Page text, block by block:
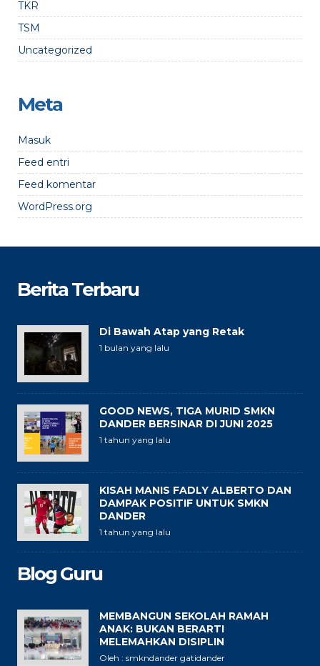
TKR
TSM
Uncategorized
Meta
Masuk
Feed entri
Feed komentar
WordPress.org
Berita Terbaru
Di Bawah Atap yang Retak
1 bulan yang lalu
GOOD NEWS, TIGA MURID SMKN
DANDER BERSINAR DI JUNI 2025
1 tahun yang lalu
KISAH MANIS FADLY ALBERTO DAN
DAMPAK POSITIF UNTUK SMKN
DANDER
1 tahun yang lalu
Blog Guru
MEMBANGUN SEKOLAH RAMAH
ANAK: BUKAN BERARTI
MELEMAHKAN DISIPLIN
Oleh : smkndander gatidander